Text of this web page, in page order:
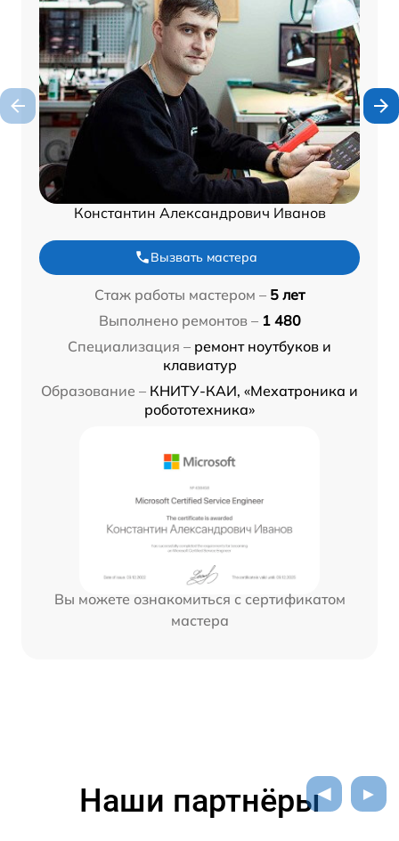
Константин Александрович Иванов
Вызвать мастера
Стаж работы мастером – 5 лет
Выполнено ремонтов – 1 480
Специализация – ремонт ноутбуков и
клавиатур
Образование – КНИТУ-КАИ, «Мехатроника и
робототехника»
Вы можете ознакомиться с сертификатом
мастера
Наши партнёры